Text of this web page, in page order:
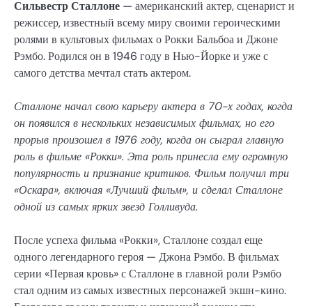
Сильвестр Сталлоне — американский актер, сценарист и
режиссер, известный всему миру своими героическими
ролями в культовых фильмах о Рокки Бальбоа и Джоне
Рэмбо. Родился он в 1946 году в Нью-Йорке и уже с
самого детства мечтал стать актером.
Сталлоне начал свою карьеру актера в 70-х годах, когда
он появился в нескольких независимых фильмах, но его
прорыв произошел в 1976 году, когда он сыграл главную
роль в фильме «Рокки». Эта роль принесла ему огромную
популярность и признание критиков. Фильм получил три
«Оскара», включая «Лучший фильм», и сделал Сталлоне
одной из самых ярких звезд Голливуда.
После успеха фильма «Рокки», Сталлоне создал еще
одного легендарного героя — Джона Рэмбо. В фильмах
серии «Первая кровь» с Сталлоне в главной роли Рэмбо
стал одним из самых известных персонажей экшн-кино.